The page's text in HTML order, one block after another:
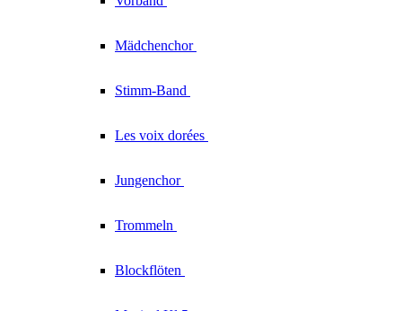
Mädchenchor
Stimm-Band
Les voix dorées
Jungenchor
Trommeln
Blockflöten